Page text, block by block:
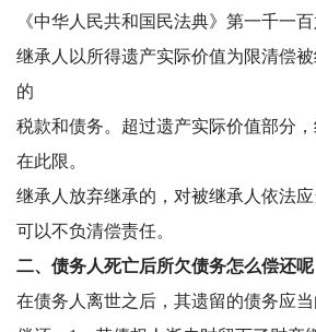
《中华人民共和国民法典》第一千一
继承人以所得遗产实际价值为限清偿
的
税款和债务。超过遗产实际价值部分
在此限。
继承人放弃继承的，对被继承人依法
可以不负清偿责任。
二、债务人死亡后所欠债务怎么偿还呢
在债务人离世之后，其遗留的债务应